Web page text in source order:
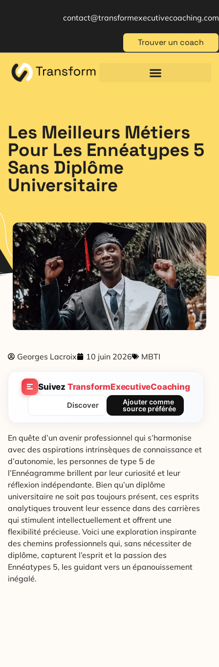
contact@transformexecutivecoaching.com
Trouver un coach
Les Meilleurs Métiers
Pour Les Ennéatypes 5
Sans Diplôme
Universitaire
Georges Lacroix 10 juin 2026 MBTI
Suivez TransformExecutiveCoaching
Discover
Ajouter comme
source préférée
En quête d’un avenir professionnel qui s’harmonise
avec des aspirations intrinsèques de connaissance et
d’autonomie, les personnes de type 5 de
l’Ennéagramme brillent par leur curiosité et leur
réflexion indépendante. Bien qu’un diplôme
universitaire ne soit pas toujours présent, ces esprits
analytiques trouvent leur essence dans des carrières
qui stimulent intellectuellement et offrent une
flexibilité précieuse. Voici une exploration inspirante
des chemins professionnels qui, sans nécessiter de
diplôme, capturent l’esprit et la passion des
Ennéatypes 5, les guidant vers un épanouissement
inégalé.